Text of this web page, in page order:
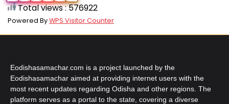
Total views : 576922
Powered ByWPS Visitor Counter
Eodishasamachar.com is a project launched by the
Eodishasamachar aimed at providing internet users with the
most recent updates regarding Odisha and other regions. The
platform serves as a portal to the state, covering a diverse